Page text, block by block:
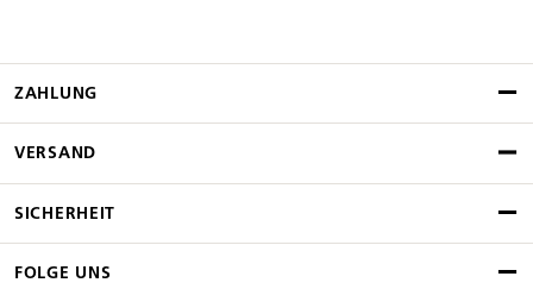
ZAHLUNG
VERSAND
SICHERHEIT
FOLGE UNS